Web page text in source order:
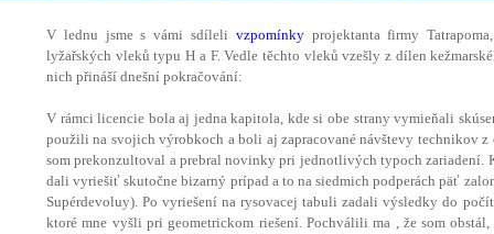
V lednu jsme s vámi sdíleli vzpomínkyprojektanta firmy
lyžařských vleků typu H a F. Vedle těchto vleků vzešly z dílen
nich přináší dnešní pokračování:
V rámci licencie bola aj jedna kapitola, kde si obe strany vymieňali
použili na svojich výrobkoch a boli aj zapracované návštevy technikov z
som prekonzultoval a prebral novinky pri jednotlivých typoch zariadení.
dali vyriešiť skutočne bizarný prípad a to na siedmich podperách päť
Supérdevoluy). Po vyriešení na rysovacej tabuli zadali výsledky do
ktoré mne vyšli pri geometrickom riešení. Pochválili ma , že som